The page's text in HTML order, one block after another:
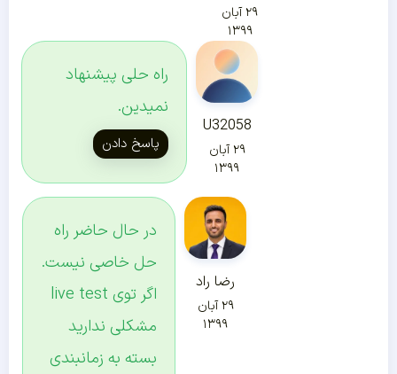
۲۹ آبان
۱۳۹۹
U32058
۲۹ آبان
۱۳۹۹
راه حلی پیشنهاد
نمیدین.
پاسخ دادن
رضا راد
۲۹ آبان
۱۳۹۹
در حال حاضر راه
حل خاصی نیست.
اگر توی live test
مشکلی ندارید
بسته به زمانبندی